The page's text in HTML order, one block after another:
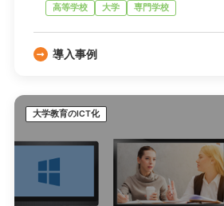
高等学校 大学 専門学校
導入事例
大学教育のICT化